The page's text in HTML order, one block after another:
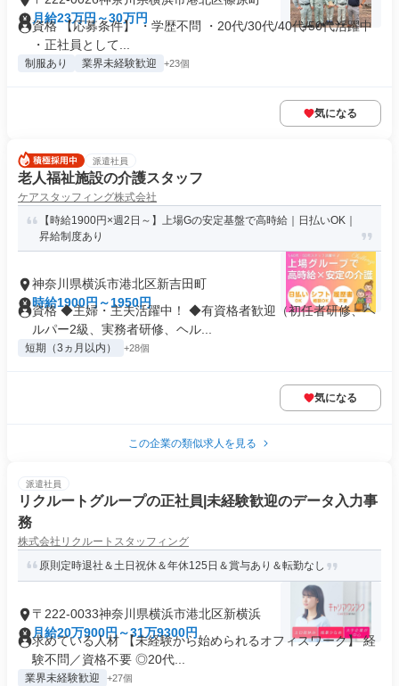
月給23万円～30万円
資格 【応募条件】 ・学歴不問 ・20代/30代/40代/50代活躍中
・正社員として...
制服あり 業界未経験歓迎 +23個
気になる
派遣社員
老人福祉施設の介護スタッフ
ケアスタッフィング株式会社
【時給1900円×週2日～】上場Gの安定基盤で高時給｜日払いOK｜
昇給制度あり
神奈川県横浜市港北区新吉田町
時給1900円～1950円
資格 ◆主婦・主夫活躍中！ ◆有資格者歓迎（初任者研修、ヘ
ルパー2級、実務者研修、ヘル...
短期（3ヵ月以内） +28個
気になる
この企業の類似求人を見る
派遣社員
リクルートグループの正社員|未経験歓迎のデータ入力事
務
株式会社リクルートスタッフィング
原則定時退社＆土日祝休＆年休125日＆賞与あり＆転勤なし
〒222-0033神奈川県横浜市港北区新横浜
月給20万900円～31万9300円
求めている人材 【未経験から始められるオフィスワーク】 経
験不問／資格不要 ◎20代...
業界未経験歓迎 +27個